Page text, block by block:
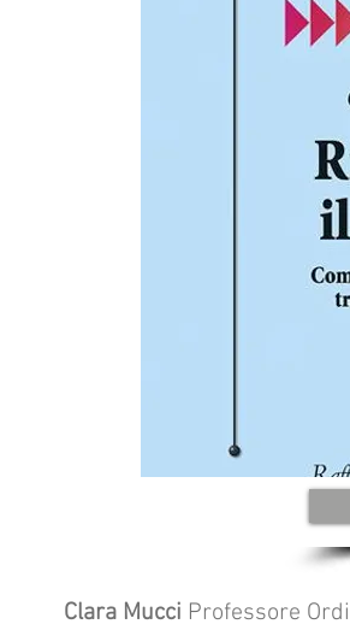
Clara Mucci Professore